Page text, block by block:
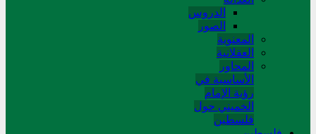
الدروس
الصور
المعنوية
العقلانية
المحاور
الأساسیة في
رؤیة الإمام
الخمیني حول
فلسطین